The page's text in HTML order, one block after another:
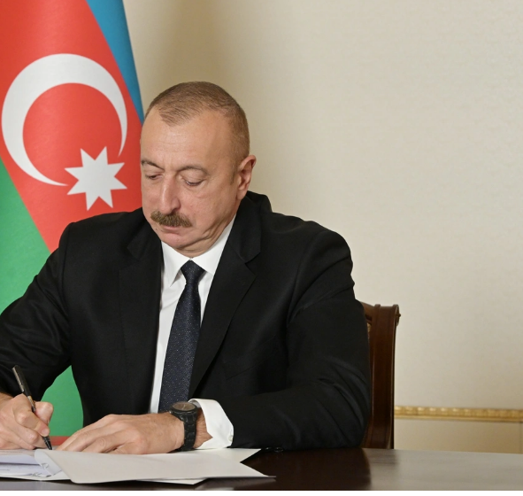
əsər və ifa qeydiyyatdan
12:12
Səhiyyə Nazirliyi İranın
zərərçəkənlərin
açıqlayıb
Zelenski tərəfdaşların İran
dronlarını vurmaq üçün
Ukraynadan kömək